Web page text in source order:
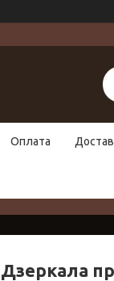
Оплата
Дзеркала